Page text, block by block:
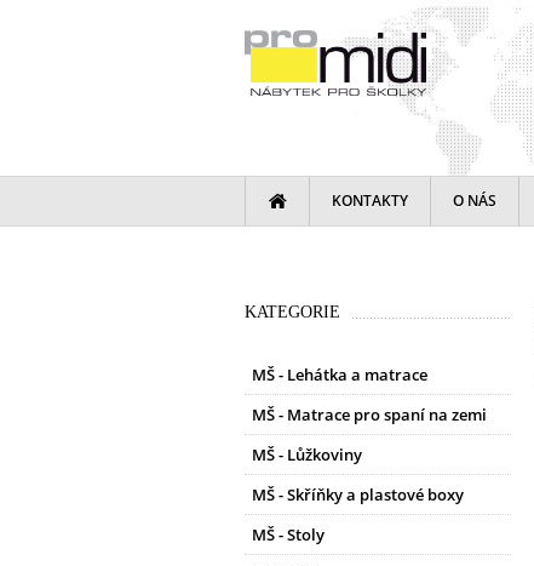
KONTAKTY O NÁS
KATEGORIE
MŠ - Lehátka a matrace
MŠ - Matrace pro spaní na zemi
MŠ - Lůžkoviny
MŠ - Skříňky a plastové boxy
MŠ - Stoly